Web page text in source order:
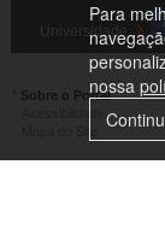
Para
nossa
Universidade
Sobre o Portal